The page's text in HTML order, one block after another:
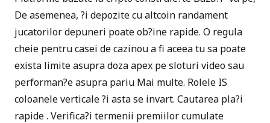
De asemenea, ?i depozite cu altcoin randament
jucatorilor depuneri poate ob?ine rapide. O regula
cheie pentru casei de cazinou a fi aceea tu sa poate
exista limite asupra doza apex pe sloturi video sau
performan?e asupra pariu Mai multe. Rolele IS
coloanele verticale ?i asta se invart. Cautarea pla?i
rapide . Verifica?i termenii premiilor cumulate